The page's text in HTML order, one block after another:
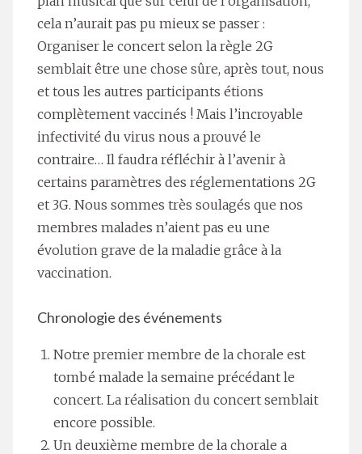
cela n’aurait pas pu mieux se passer :
Organiser le concert selon la règle 2G
semblait être une chose sûre, après tout, nous
et tous les autres participants étions
complètement vaccinés ! Mais l’incroyable
infectivité du virus nous a prouvé le
contraire… Il faudra réfléchir à l’avenir à
certains paramètres des réglementations 2G
et 3G. Nous sommes très soulagés que nos
membres malades n’aient pas eu une
évolution grave de la maladie grâce à la
vaccination.
Chronologie des événements
Notre premier membre de la chorale est
tombé malade la semaine précédant le
concert. La réalisation du concert semblait
encore possible.
Un deuxième membre de la chorale a